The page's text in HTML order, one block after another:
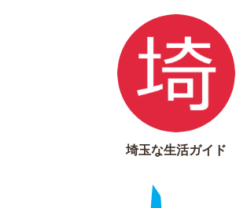
埼玉な生活ガイド